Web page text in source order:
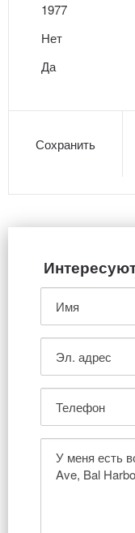
1977
Нет
Да
Сохранить